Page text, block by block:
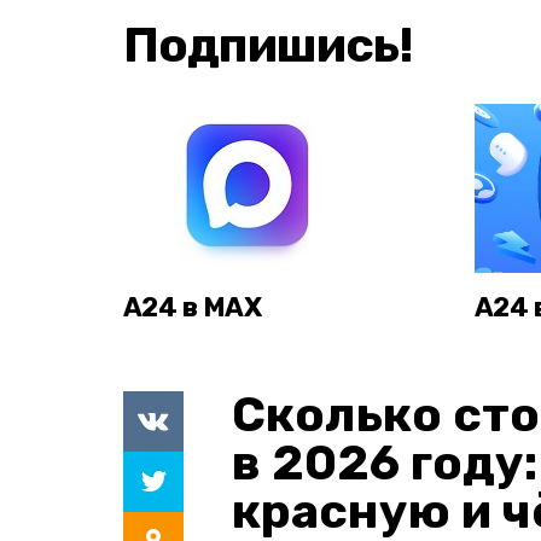
Подпишись!
А24 в MAX А24
Сколько
в 2026
красную и